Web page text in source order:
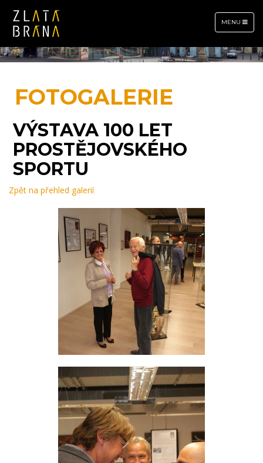
TOGGLE
NAVIGATION
MENU
FOTOGALERIE
VÝSTAVA 100 LET
PROSTĚJOVSKÉHO
SPORTU
Zpět na přehled galerií